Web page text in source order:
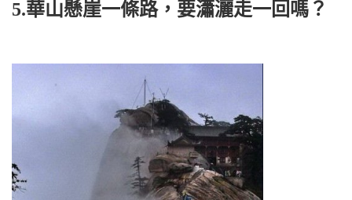
5.華山懸崖一條路，要瀟灑走一回嗎？